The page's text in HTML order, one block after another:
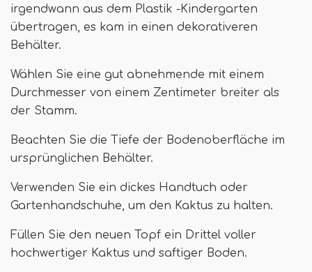
irgendwann aus dem Plastik -Kindergarten
übertragen, es kam in einen dekorativeren
Behälter.
Wählen Sie eine gut abnehmende mit einem
Durchmesser von einem Zentimeter breiter als
der Stamm.
Beachten Sie die Tiefe der Bodenoberfläche im
ursprünglichen Behälter.
Verwenden Sie ein dickes Handtuch oder
Gartenhandschuhe, um den Kaktus zu halten.
Füllen Sie den neuen Topf ein Drittel voller
hochwertiger Kaktus und saftiger Boden.